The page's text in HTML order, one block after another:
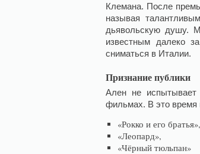
Клемана. После
называя
дьявольскую душу.
известным далеко
сниматься в Италии.
Признание публики
Ален не испытывает
фильмах. В это время
«Рокко и его братья»,
«Леопард»,
«Чёрный тюльпан»